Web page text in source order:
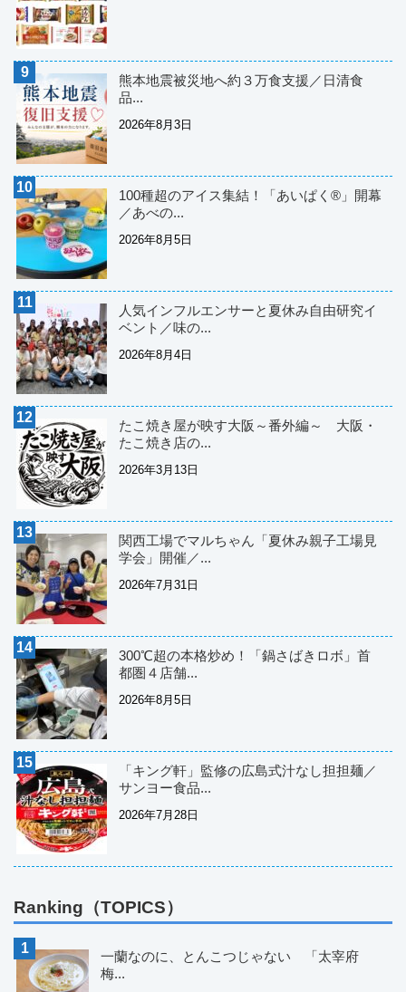
熊本地震被災地へ約３万食支援／日清食
品...
2026年8月3日
100種超のアイス集結！「あいぱく®」開幕
／あべの...
2026年8月5日
人気インフルエンサーと夏休み自由研究イ
ベント／味の...
2026年8月4日
たこ焼き屋が映す大阪～番外編～ 大阪・
たこ焼き店の...
2026年3月13日
関西工場でマルちゃん「夏休み親子工場見
学会」開催／...
2026年7月31日
300℃超の本格炒め！「鍋さばきロボ」首
都圏４店舗...
2026年8月5日
「キング軒」監修の広島式汁なし担担麺／
サンヨー食品...
2026年7月28日
Ranking（TOPICS）
一蘭なのに、とんこつじゃない 「太宰府
梅...